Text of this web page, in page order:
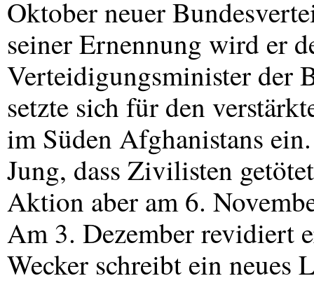
Oktober neuer
seiner Ernennung wird er
Verteidigungsminister der
setzte sich für den
im Süden Afghanistans
Jung, dass Zivilisten
Aktion aber am 6.
Am 3. Dezember revidiert
Wecker schreibt ein neues